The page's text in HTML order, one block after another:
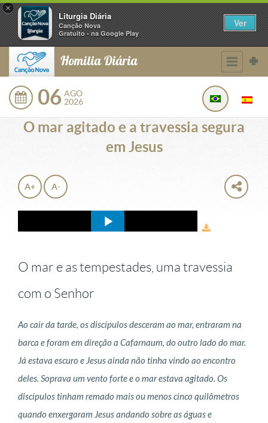
×
Liturgia Diária
Canção Nova
Gratuito - na Google Play
Ver
Homilia Diária
06 AGO
2026
O mar agitado e a travessia segura
em Jesus
A+ A-
O mar e as tempestades, uma travessia
com o Senhor
Ao cair da tarde, os discípulos desceram ao mar, entraram na
barca e foram em direção a Cafarnaum, do outro lado do mar.
Já estava escuro e Jesus ainda não tinha vindo ao encontro
deles. Soprava um vento forte e o mar estava agitado. Os
discípulos tinham remado mais ou menos cinco quilômetros
quando enxergaram Jesus andando sobre as águas e